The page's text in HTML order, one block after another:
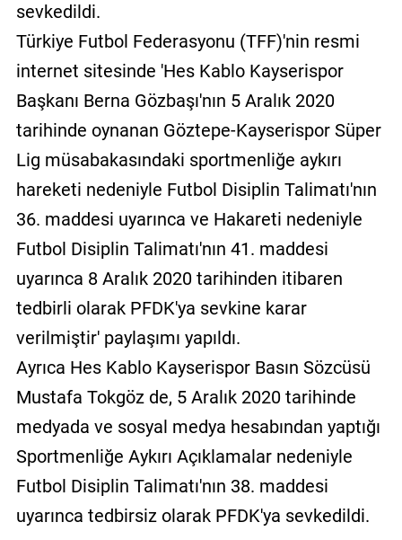
sevkedildi.
Türkiye Futbol Federasyonu (TFF)'nin resmi
internet sitesinde 'Hes Kablo Kayserispor
Başkanı Berna Gözbaşı'nın 5 Aralık 2020
tarihinde oynanan Göztepe-Kayserispor Süper
Lig müsabakasındaki sportmenliğe aykırı
hareketi nedeniyle Futbol Disiplin Talimatı'nın
36. maddesi uyarınca ve Hakareti nedeniyle
Futbol Disiplin Talimatı'nın 41. maddesi
uyarınca 8 Aralık 2020 tarihinden itibaren
tedbirli olarak PFDK'ya sevkine karar
verilmiştir' paylaşımı yapıldı.
Ayrıca Hes Kablo Kayserispor Basın Sözcüsü
Mustafa Tokgöz de, 5 Aralık 2020 tarihinde
medyada ve sosyal medya hesabından yaptığı
Sportmenliğe Aykırı Açıklamalar nedeniyle
Futbol Disiplin Talimatı'nın 38. maddesi
uyarınca tedbirsiz olarak PFDK'ya sevkedildi.